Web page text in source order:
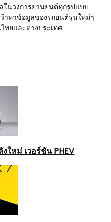
ในวงการยานยนต์ทุกรูปแบบ
าหาข้อมูลของรถยนต์รุ่นใหม่ๆ
ทยและต่างประเทศ
ใหม่ เวอร์ชัน PHEV